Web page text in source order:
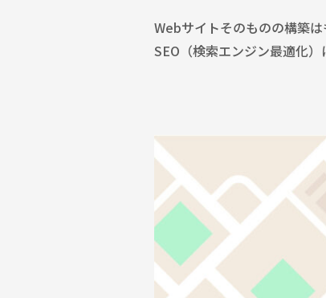
Webサイトそのものの構築
SEO（検索エンジン最適化